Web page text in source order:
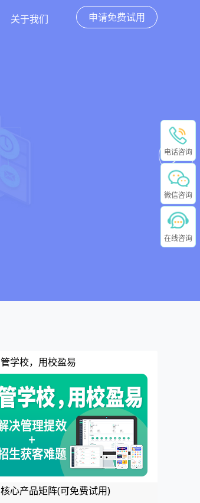
关于我们 申请免费试用
管学校，用校盈易
核心产品矩阵(可免费试用)
电话咨询
微信咨询
在线咨询